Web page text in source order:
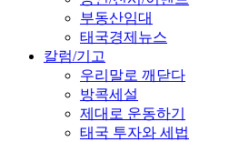
부동산임대
태국경제뉴스
칼럼/기고
우리말로 깨닫다
방콕세설
제대로 운동하기
태국 투자와 세법